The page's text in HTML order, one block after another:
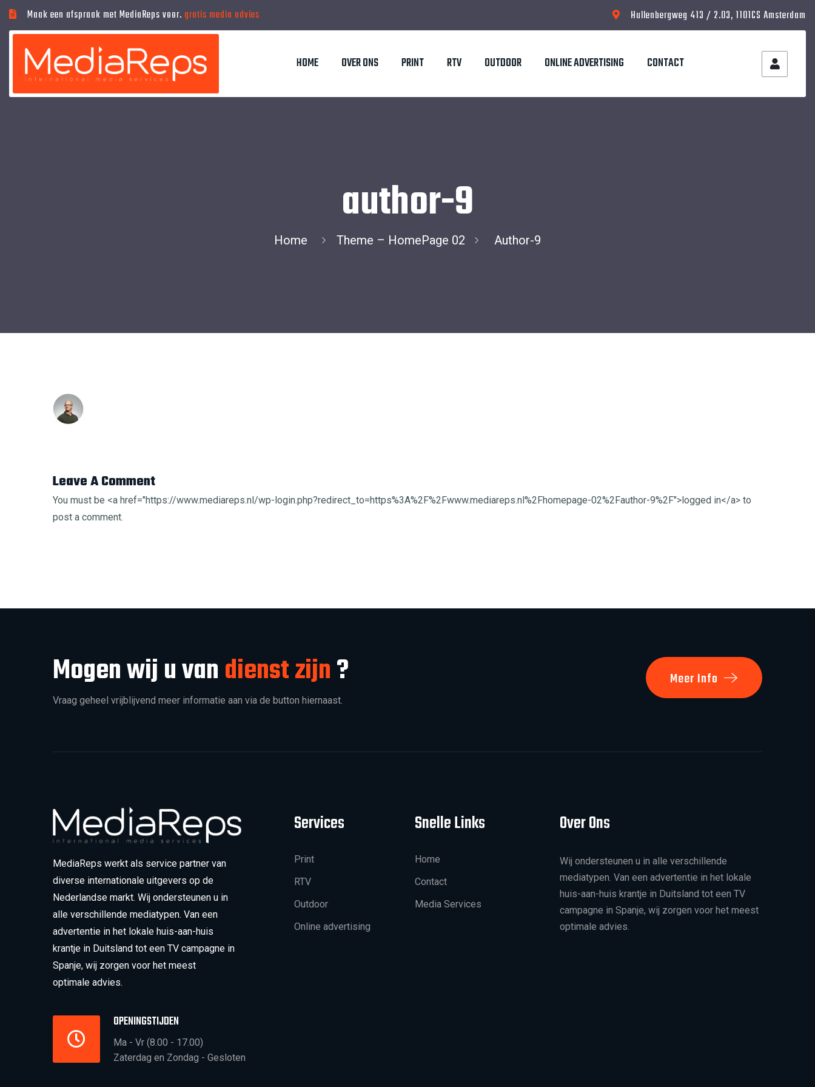
Maak een afspraak met MediaReps voor. gratis media advies Hullenbergweg 413 / 2.03, 1101CS Amsterdam
HOME OVER ONS PRINT RTV OUTDOOR ONLINE ADVERTISING CONTACT
author-9
Home Theme – HomePage 02 Author-9
Leave A Comment
You must be <a href="https://www.mediareps.nl/wp-login.php?redirect_to=https%3A%2F%2Fwww.mediareps.nl%2Fhomepage-02%2Fauthor-9%2F">logged in</a> to
post a comment.
Mogen wij u vandienst zijn?
Vraag geheel vrijblijvend meer informatie aan via de button hiernaast.
Meer Info
MediaReps werkt als service partner van
diverse internationale uitgevers op de
Nederlandse markt. Wij ondersteunen u in
alle verschillende mediatypen. Van een
advertentie in het lokale huis-aan-huis
krantje in Duitsland tot een TV campagne in
Spanje, wij zorgen voor het meest
optimale advies.
OPENINGSTIJDEN
Ma - Vr (8.00 - 17.00)
Zaterdag en Zondag - Gesloten
Services
Print
RTV
Outdoor
Online advertising
Snelle Links
Home
Contact
Media Services
Over Ons
Wij ondersteunen u in alle verschillende
mediatypen. Van een advertentie in het lokale
huis-aan-huis krantje in Duitsland tot een TV
campagne in Spanje, wij zorgen voor het meest
optimale advies.